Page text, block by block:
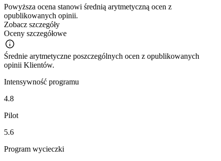
Powyższa ocena stanowi średnią arytmetyczną ocen z
opublikowanych opinii.
Zobacz szczegóły
Oceny szczegółowe
Średnie arytmetyczne poszczególnych ocen z opublikowanych
opinii Klientów.
Intensywność programu
4.8
Pilot
5.6
Program wycieczki